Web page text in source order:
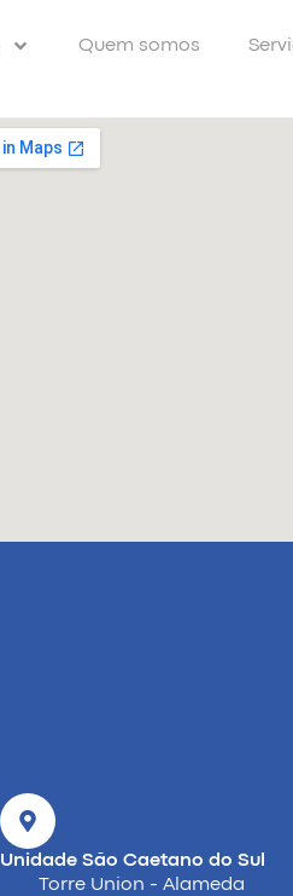
Quem somos
Unidade São Caetano do Sul
Torre Union - Alameda